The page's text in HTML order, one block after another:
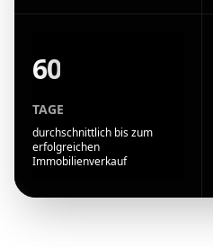
60
TAGE
durchschnittlich bis zum
erfolgreichen
Immobilienverkauf